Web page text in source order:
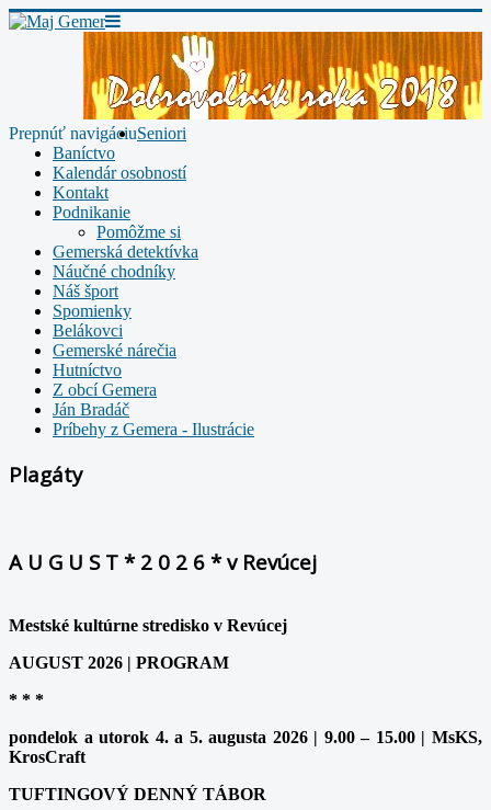
Prepnúť navigáciuSeniori
Baníctvo
Kalendár osobností
Kontakt
Podnikanie
Pomôžme si
Gemerská detektívka
Náučné chodníky
Náš šport
Spomienky
Belákovci
Gemerské nárečia
Hutníctvo
Z obcí Gemera
Ján Bradáč
Príbehy z Gemera - Ilustrácie
Plagáty
A U G U S T * 2 0 2 6 * v Revúcej
Mestské kultúrne stredisko v Revúcej
AUGUST 2026 | PROGRAM
* * *
pondelok a utorok 4. a 5. augusta 2026 | 9.00 – 15.00 | MsKS,
KrosCraft
TUFTINGOVÝ DENNÝ TÁBOR